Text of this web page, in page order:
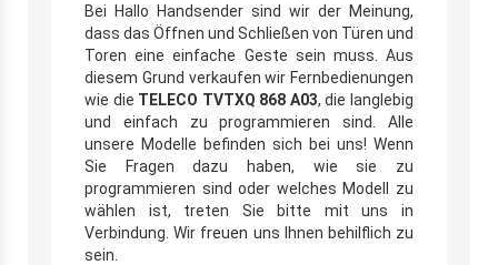
Bei Hallo Handsender sind wir der Meinung,
dass das Öffnen und Schließen von Türen und
Toren eine einfache Geste sein muss. Aus
diesem Grund verkaufen wir Fernbedienungen
wie die TELECO TVTXQ 868 A03, die langlebig
und einfach zu programmieren sind. Alle
unsere Modelle befinden sich bei uns! Wenn
Sie Fragen dazu haben, wie sie zu
programmieren sind oder welches Modell zu
wählen ist, treten Sie bitte mit uns in
Verbindung. Wir freuen uns Ihnen behilflich zu
sein.